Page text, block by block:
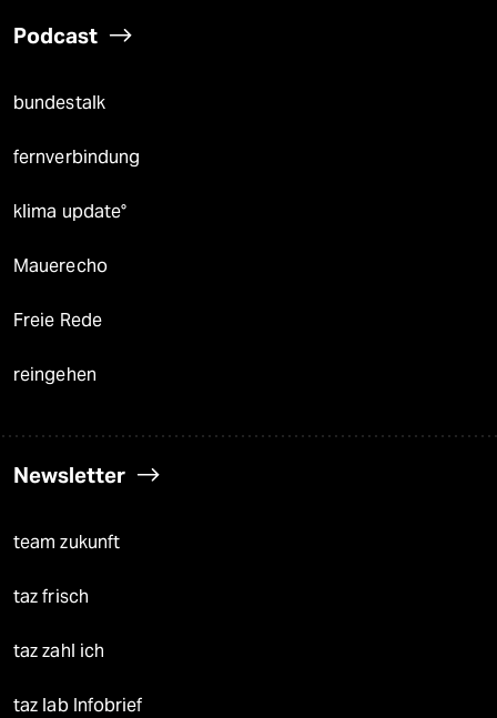
Podcast
bundestalk
fernverbindung
klima update°
Mauerecho
Freie Rede
reingehen
Newsletter
team zukunft
taz frisch
taz zahl ich
taz lab Infobrief